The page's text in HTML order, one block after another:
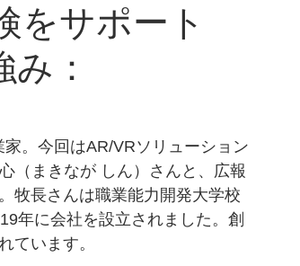
をサポート
：
。今回はAR/VRソリューション
（まきなが しん）さんと、広報
牧長さんは職業能力開発大学校
年に会社を設立されました。創
ています。